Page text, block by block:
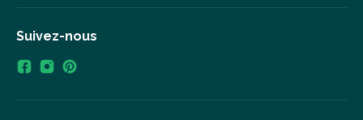
Suivez-nous